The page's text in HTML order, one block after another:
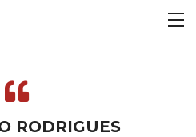
RODRIGUES